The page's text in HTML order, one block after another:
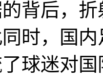
背后，
时，国
球迷对